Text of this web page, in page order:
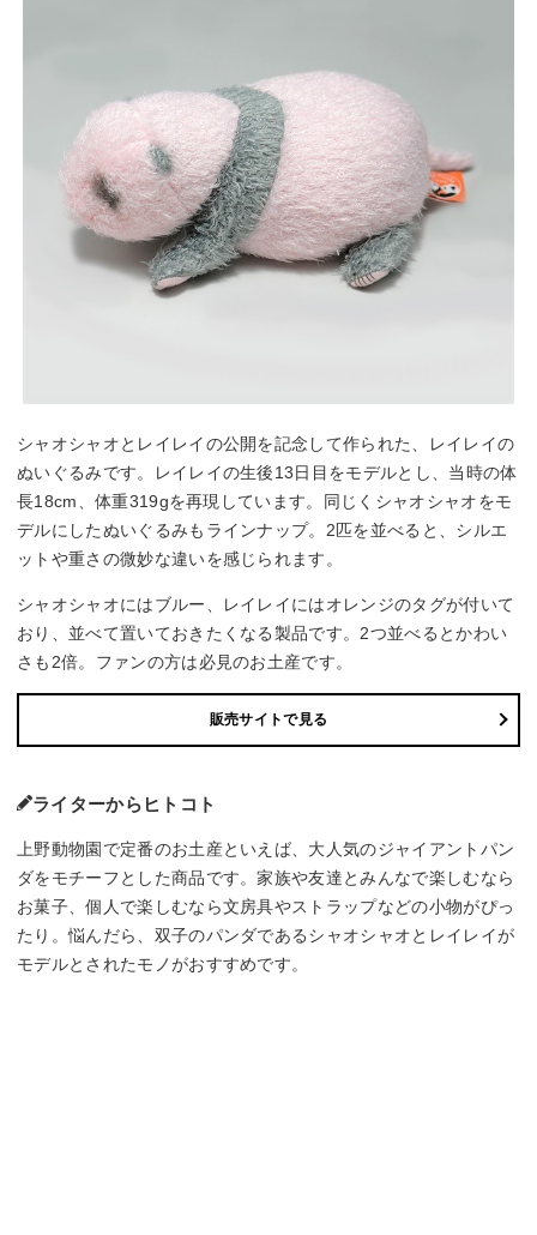
シャオシャオとレイレイの公開を記念して作られた、レイレイの
ぬいぐるみです。レイレイの生後13日目をモデルとし、当時の体
長18cm、体重319gを再現しています。同じくシャオシャオをモ
デルにしたぬいぐるみもラインナップ。2匹を並べると、シルエ
ットや重さの微妙な違いを感じられます。
シャオシャオにはブルー、レイレイにはオレンジのタグが付いて
おり、並べて置いておきたくなる製品です。2つ並べるとかわい
さも2倍。ファンの方は必見のお土産です。
販売サイトで見る
ライターからヒトコト
上野動物園で定番のお土産といえば、大人気のジャイアントパン
ダをモチーフとした商品です。家族や友達とみんなで楽しむなら
お菓子、個人で楽しむなら文房具やストラップなどの小物がぴっ
たり。悩んだら、双子のパンダであるシャオシャオとレイレイが
モデルとされたモノがおすすめです。